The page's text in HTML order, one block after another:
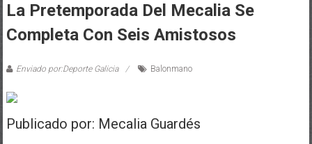
La Pretemporada Del Mecalia Se
Completa Con Seis Amistosos
Enviado por:Deporte Galicia Balonmano
Publicado por: Mecalia Guardés